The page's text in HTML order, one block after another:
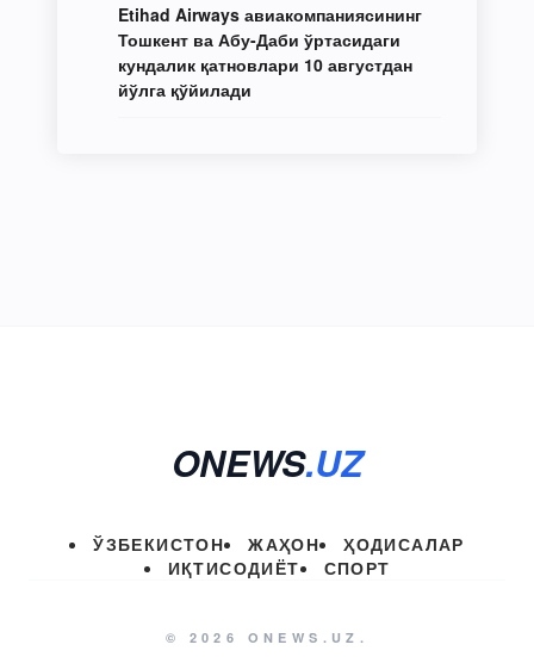
Etihad Airways авиакомпаниясининг
Тошкент ва Абу-Даби ўртасидаги
кундалик қатновлари 10 августдан
йўлга қўйилади
ONEWS.UZ
ЎЗБЕКИСТОН ЖАҲОН
ҲОДИСАЛАР
ИҚТИСОДИЁТ
СПОРТ
© 2026 ONEWS.UZ.